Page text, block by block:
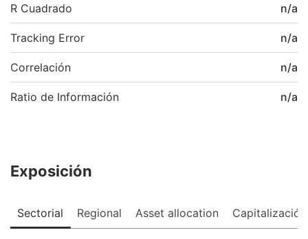
R Cuadrado n/a
Tracking Error n/a
Correlación n/a
Ratio de Información n/a
Exposición
Sectorial Regional Asset allocation Capitalización